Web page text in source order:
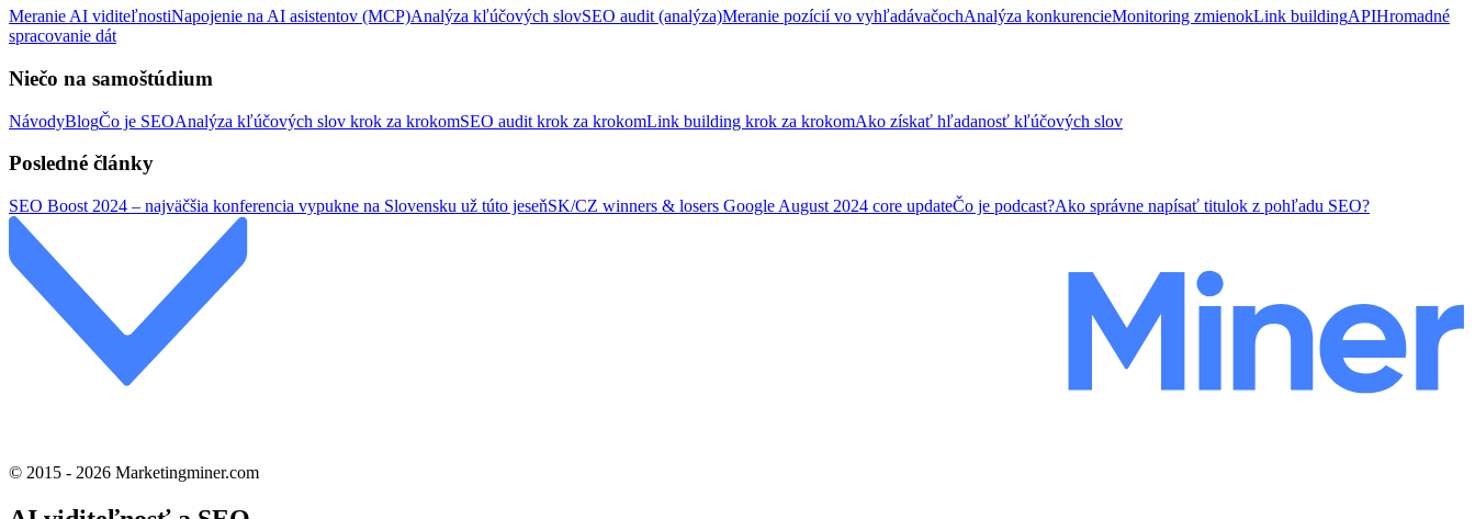
Meranie AI viditeľnostiNapojenie na AI asistentov (MCP)Analýza kľúčových slovSEO audit (analýza)Meranie pozícií vo vyhľadávačochAnalýza konkurencieMonitoring zmienokLink buildingAPIHromadné
spracovanie dát
Niečo na samoštúdium
NávodyBlogČo je SEOAnalýza kľúčových slov krok za krokomSEO audit krok za krokomLink building krok za krokomAko získať hľadanosť kľúčových slov
Posledné články
SEO Boost 2024 – najväčšia konferencia vypukne na Slovensku už túto jeseňSK/CZ winners & losers Google August 2024 core updateČo je podcast?Ako správne napísať titulok z pohľadu SEO?
© 2015 - 2026 Marketingminer.com